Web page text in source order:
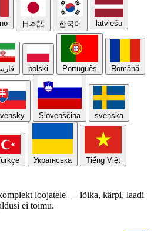
日本語 한국어 latviešu
polski Português Română
Slovenščina svenska
Українська Tiếng Việt
loojatele — lõika, kärpi, laadi
ei toimu.